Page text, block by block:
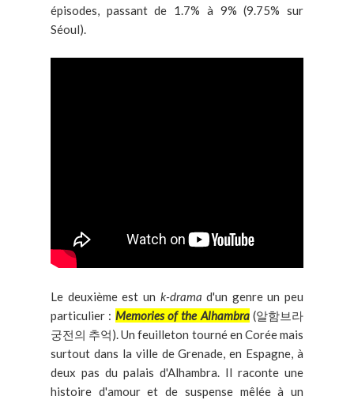
épisodes, passant de 1.7% à 9% (9.75% sur
Séoul).
Le deuxième est un k-drama d'un genre un peu
particulier : Memories of the Alhambra(알함브라
궁전의 추억). Un feuilleton tourné en Corée mais
surtout dans la ville de Grenade, en Espagne, à
deux pas du palais d'Alhambra. Il raconte une
histoire d'amour et de suspense mêlée à un